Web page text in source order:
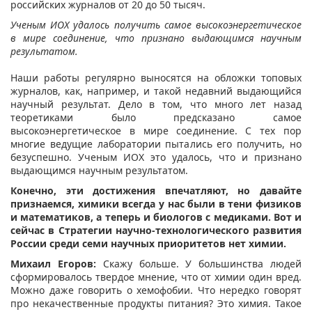
российских журналов от 20 до 50 тысяч.
Ученым ИОХ удалось получить самое высокоэнергетическое
в мире соединение, что признано выдающимся научным
результатом.
Наши работы регулярно выносятся на обложки топовых
журналов, как, например, и такой недавний выдающийся
научный результат. Дело в том, что много лет назад
теоретиками было предсказано самое
высокоэнергетическое в мире соединение. С тех пор
многие ведущие лаборатории пытались его получить, но
безуспешно. Ученым ИОХ это удалось, что и признано
выдающимся научным результатом.
Конечно, эти достижения впечатляют, но давайте
признаемся, химики всегда у нас были в тени физиков
и математиков, а теперь и биологов с медиками. Вот и
сейчас в Стратегии научно-технологического развития
России среди семи научных приоритетов нет химии.
Михаил Егоров: Скажу больше. У большинства людей
сформировалось твердое мнение, что от химии один вред.
Можно даже говорить о хемофобии. Что нередко говорят
про некачественные продукты питания? Это химия. Такое